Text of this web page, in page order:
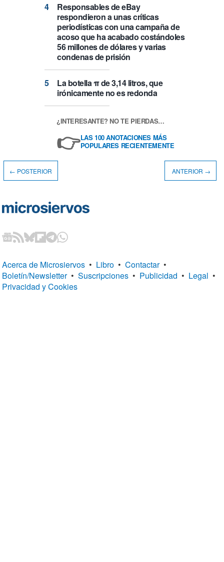
Responsables de eBay
respondieron a unas críticas
periodísticas con una campaña de
acoso que ha acabado costándoles
56 millones de dólares y varias
condenas de prisión
La botella π de 3,14 litros, que
irónicamente no es redonda
¿INTERESANTE? NO TE PIERDAS…
👉LAS 100 ANOTACIONES MÁS
POPULARES RECIENTEMENTE
← POSTERIOR ANTERIOR →
Acerca de Microsiervos • Libro • Contactar •
Boletín/Newsletter • Suscripciones • Publicidad • Legal •
Privacidad y Cookies